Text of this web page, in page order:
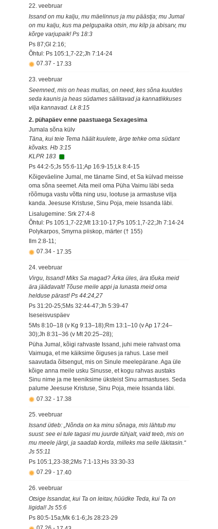
22. veebruar
Issand on mu kalju, mu mäelinnus ja mu päästja; mu Jumal
on mu kalju, kus ma pelgupaika otsin, mu kilp ja abisarv, mu
kõrge varjupaik! Ps 18:3
Ps 87;Gl 2:16;
Õhtul: Ps 105:1,7-22;Jh 7:14-24
07.37 - 17.33
23. veebruar
Seemned, mis on heas mullas, on need, kes sõna kuuldes
seda kaunis ja heas südames säilitavad ja kannatlikkuses
vilja kannavad. Lk 8:15
2. pühapäev enne paastuaega Sexagesima
Jumala sõna külv
Täna, kui teie Tema häält kuulete, ärge tehke oma südant
kõvaks. Hb 3:15
KLPR 183
Ps 44:2-5;Js 55:6-11;Ap 16:9-15;Lk 8:4-15
Kõigeväeline Jumal, me täname Sind, et Sa külvad meisse
oma sõna seemet. Aita meil oma Püha Vaimu läbi seda
rõõmuga vastu võtta ning usu, lootuse ja armastuse vilja
kanda. Jeesuse Kristuse, Sinu Poja, meie Issanda läbi.
Lisalugemine: Srk 27:4-8
Õhtul: Ps 105:1,7-22;Mt 13:10-17;Ps 105:1,7-22;Jh 7:14-24
Polykarpos, Smyrna piiskop, märter († 155)
Ilm 2:8-11;
07.34 - 17.35
24. veebruar
Virgu, Issand! Miks Sa magad? Ärka üles, ära tõuka meid
ära jäädavalt! Tõuse meile appi ja lunasta meid oma
helduse pärast! Ps 44:24,27
Ps 31:20-25;5Ms 32:44-47;Jh 5:39-47
Iseseisvuspäev
5Ms 8:10–18 (v Kg 9:13–18);Rm 13:1–10 (v Ap 17:24–
30);Jh 8:31–36 (v Mt 20:25–28);
Püha Jumal, kõigi rahvaste Issand, juhi meie rahvast oma
Vaimuga, et me käiksime õiguses ja rahus. Lase meil
saavutada õitsengut, mis on Sinule meelepärane. Aga üle
kõige anna meile usku Sinusse, et kogu rahvas austaks
Sinu nime ja me teeniksime üksteist Sinu armastuses. Seda
palume Jeesuse Kristuse, Sinu Poja, meie Issanda läbi.
07.32 - 17.38
25. veebruar
Issand ütleb: „Nõnda on ka minu sõnaga, mis lähtub mu
suust: see ei tule tagasi mu juurde tühjalt, vaid teeb, mis on
mu meele järgi, ja saadab korda, milleks ma selle läkitasin.“
Js 55:11
Ps 105:1,23-38;2Ms 7:1-13;Hs 33:30-33
07.29 - 17.40
26. veebruar
Otsige Issandat, kui Ta on leitav, hüüdke Teda, kui Ta on
ligidal! Js 55:6
Ps 80:5-15a;Mk 6:1-6;Js 28:23-29